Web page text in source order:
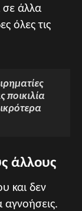
σε άλλα
όλες τις
ποικιλία
άλλους
και δεν
αγνοήσεις.